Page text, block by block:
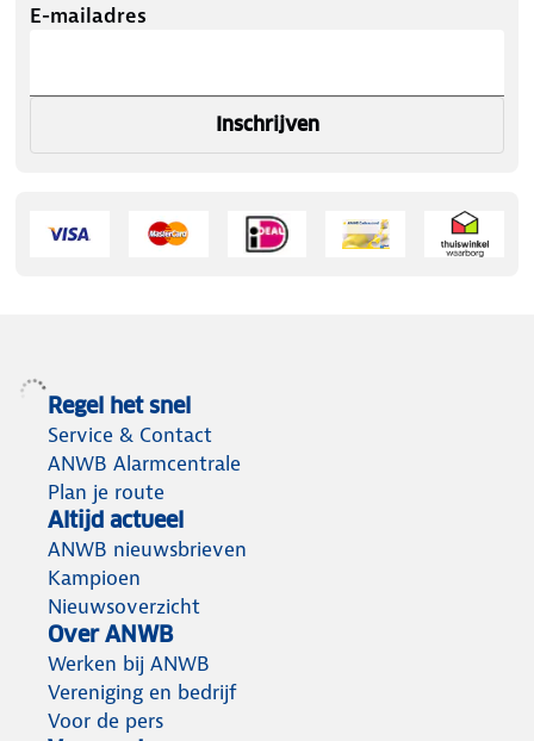
E-mailadres
Inschrijven
Regel het snel
Service & Contact
ANWB Alarmcentrale
Plan je route
Altijd actueel
ANWB nieuwsbrieven
Kampioen
Nieuwsoverzicht
Over ANWB
Werken bij ANWB
Vereniging en bedrijf
Voor de pers